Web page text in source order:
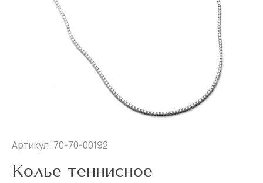
Артикул: 70-70-00192
Колье теннисное